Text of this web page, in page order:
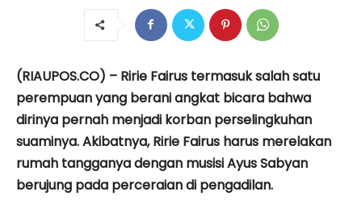
(RIAUPOS.CO) – Ririe Fairus termasuk salah satu
perempuan yang berani angkat bicara bahwa
dirinya pernah menjadi korban perselingkuhan
suaminya. Akibatnya, Ririe Fairus harus merelakan
rumah tangganya dengan musisi Ayus Sabyan
berujung pada perceraian di pengadilan.